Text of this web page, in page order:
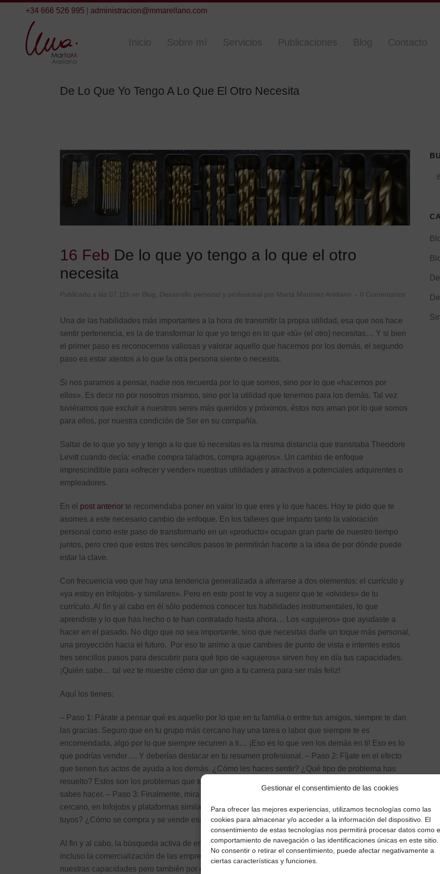
Gestionar el consentimiento de las cookies
Para ofrecer las mejores experiencias, utilizamos tecnologías como las
cookies para almacenar y/o acceder a la información del dispositivo. El
consentimiento de estas tecnologías nos permitirá procesar datos como
comportamiento de navegación o las identificaciones únicas en este sitio.
No consentir o retirar el consentimiento, puede afectar negativamente a
ciertas características y funciones.
+34 666 526 995 administracion@mmarellano.com
Inicio Sobre mí Servicios Publicaciones Blog Contacto
De Lo Que Yo Tengo A Lo Que El Otro Necesita
16 Feb De lo que yo tengo a lo que el otro
necesita
Publicado a las 07:11h en Blog Desarrollo personal y profesional por Marta Martínez Arellano 0 Comentarios
Una de las habilidades más importantes a la hora de transmitir la propia utilidad, esa que nos hace
sentir pertenencia, es la de transformar lo que yo tengo en lo que «tú» (el otro) necesitas… Y si bien
el primer paso es reconocernos valiosas y valorar aquello que hacemos por los demás, el segundo
paso es estar atentos a lo que la otra persona siente o necesita.
Si nos paramos a pensar, nadie nos recuerda por lo que somos, sino por lo que «hacemos por
ellos». Es decir no por nosotros mismos, sino por la utilidad que tenemos para los demás. Tal vez
tuviéramos que excluir a nuestros seres más queridos y próximos, éstos nos aman por lo que somos
para ellos, por nuestra condición de Ser en su compañía.
Saltar de lo que yo soy y tengo a lo que tú necesitas es la misma distancia que transitaba Theodore
Levitt cuando decía: «nadie compra taladros, compra agujeros». Un cambio de enfoque
imprescindible para «ofrecer y vender» nuestras utilidades y atractivos a potenciales adquirentes o
empleadores.
En el post anterior te recomendaba poner en valor lo que eres y lo que haces. Hoy te pido que te
asomes a este necesario cambio de enfoque. En los talleres que imparto tanto la valoración
personal como este paso de transformarlo en un «producto» ocupan gran parte de nuestro tiempo
juntos, pero creo que estos tres sencillos pasos te permitirán hacerte a la idea de por dónde puede
estar la clave.
Con frecuencia veo que hay una tendencia generalizada a aferrarse a dos elementos: el currículo y
«ya estoy en Infojobs- y similares». Pero en este post te voy a sugerir que te «olvides» de tu
currículo. Al fin y al cabo en él sólo podemos conocer tus habilidades instrumentales, lo que
aprendiste y lo que has hecho o te han contratado hasta ahora… Los «agujeros» que ayudaste a
hacer en el pasado. No digo que no sea importante, sino que necesitas darle un toque más personal,
una proyección hacia el futuro. Por eso te animo a que cambies de punto de vista e intentes estos
tres sencillos pasos para descubrir para qué tipo de «agujeros» sirven hoy en día tus capacidades.
¡Quién sabe… tal vez te muestre cómo dar un giro a tu carrera para ser más feliz!
Aquí los tienes:
– Paso 1: Párate a pensar qué es aquello por lo que en tu familia o entre tus amigos, siempre te dan
las gracias. Seguro que en tu grupo más cercano hay una tarea o labor que siempre te es
encomendada, algo por lo que siempre recurren a ti… ¡Eso es lo que ven los demás en ti! Eso es lo
que podrías vender…. Y deberías destacar en tu resumen profesional. – Paso 2: Fíjate en el efecto
que tienen tus actos de ayuda a los demás. ¿Cómo les haces sentir? ¿Qué tipo de problema has
resuelto? Estos son los problemas que tú resuelves, las emociones que tú facilitas. Algo que sólo tu
sabes hacer. – Paso 3: Finalmente, mira a tu alrededor, más allá de los límites de tu entorno más
cercano, en Infojobs y plataformas similares. ¿Quién necesita eso que tú haces por amor entre los
tuyos? ¿Cómo se compra y se vende esa capacidad tuya de hacerlo?
Al fin y al cabo, la búsqueda activa de empleo, el emprendimiento, la reinvención profesional e
incluso la comercialización de las empresas, pasan indudablemente por la valoración personal de
nuestras capacidades pero también por el hecho de que los demás sepan y comprendan en qué